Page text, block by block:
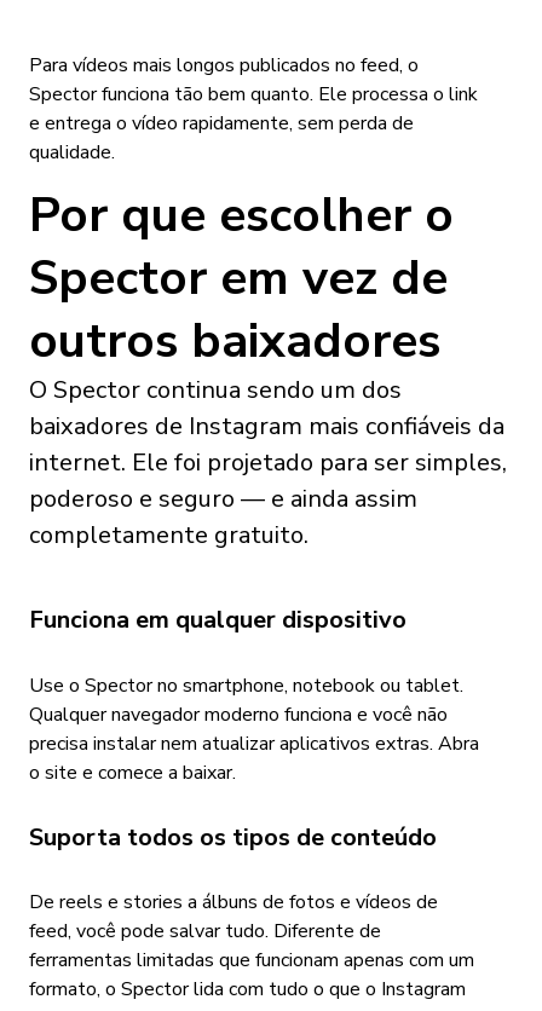
Para vídeos mais longos publicados no feed, o
Spector funciona tão bem quanto. Ele processa o link
e entrega o vídeo rapidamente, sem perda de
qualidade.
Por que escolher o
Spector em vez de
outros baixadores
O Spector continua sendo um dos
baixadores de Instagram mais confiáveis da
internet. Ele foi projetado para ser simples,
poderoso e seguro — e ainda assim
completamente gratuito.
Funciona em qualquer dispositivo
Use o Spector no smartphone, notebook ou tablet.
Qualquer navegador moderno funciona e você não
precisa instalar nem atualizar aplicativos extras. Abra
o site e comece a baixar.
Suporta todos os tipos de conteúdo
De reels e stories a álbuns de fotos e vídeos de
feed, você pode salvar tudo. Diferente de
ferramentas limitadas que funcionam apenas com um
formato, o Spector lida com tudo o que o Instagram